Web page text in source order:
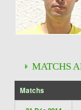
MATCHS
Matchs